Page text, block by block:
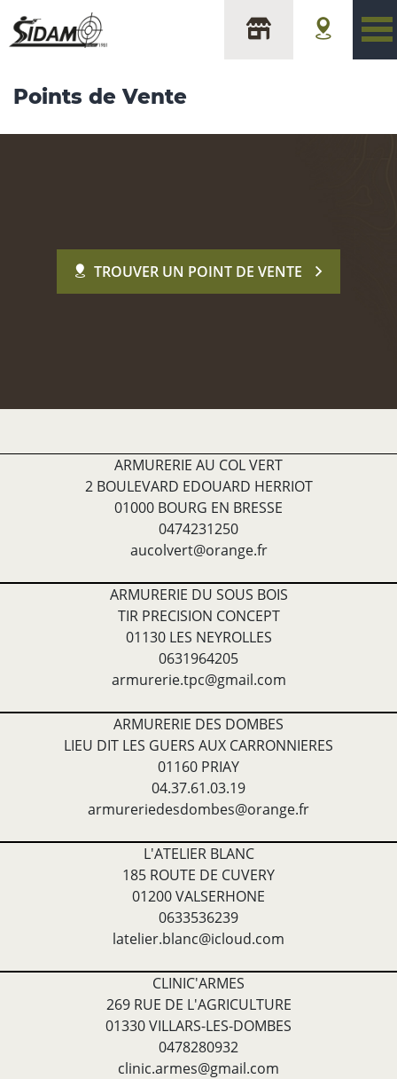
Points de Vente
ARMURERIE AU COL VERT
2 BOULEVARD EDOUARD HERRIOT
01000 BOURG EN BRESSE
0474231250
aucolvert@orange.fr
ARMURERIE DU SOUS BOIS
TIR PRECISION CONCEPT
01130 LES NEYROLLES
0631964205
armurerie.tpc@gmail.com
ARMURERIE DES DOMBES
LIEU DIT LES GUERS AUX CARRONNIERES
01160 PRIAY
04.37.61.03.19
armureriedesdombes@orange.fr
L'ATELIER BLANC
185 ROUTE DE CUVERY
01200 VALSERHONE
0633536239
latelier.blanc@icloud.com
CLINIC'ARMES
269 RUE DE L'AGRICULTURE
01330 VILLARS-LES-DOMBES
0478280932
clinic.armes@gmail.com
TROUVER UN POINT DE VENTE